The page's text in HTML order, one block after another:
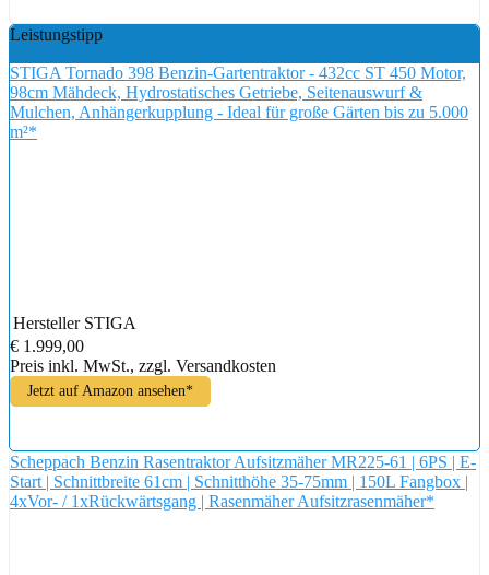
Leistungstipp
STIGA Tornado 398 Benzin-Gartentraktor - 432cc ST 450 Motor,
98cm Mähdeck, Hydrostatisches Getriebe, Seitenauswurf &
Mulchen, Anhängerkupplung - Ideal für große Gärten bis zu 5.000
m²*
Hersteller STIGA
€ 1.999,00
Preis inkl. MwSt., zzgl. Versandkosten
Jetzt auf Amazon ansehen*
Scheppach Benzin Rasentraktor Aufsitzmäher MR225-61 | 6PS | E-
Start | Schnittbreite 61cm | Schnitthöhe 35-75mm | 150L Fangbox |
4xVor- / 1xRückwärtsgang | Rasenmäher Aufsitzrasenmäher*